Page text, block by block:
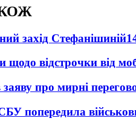
захід Стефанішиній
відстрочки від
про мирні
попередила